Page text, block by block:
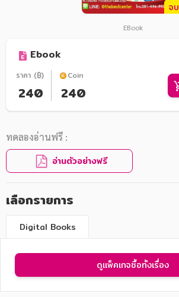
จบ
EBook
Ebook
ราคา (฿)
240
Coin
240
ทดลองอ่านฟรี :
อ่านตัวอย่างฟรี
เลือกรายการ
Digital Books
ดูแพ็คเกจซื้อทั้งเรื่อง